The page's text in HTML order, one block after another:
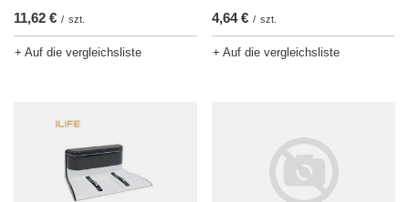
11,62 € / szt.
+ Auf die vergleichsliste
4,64 € / szt.
+ Auf die vergleichsliste